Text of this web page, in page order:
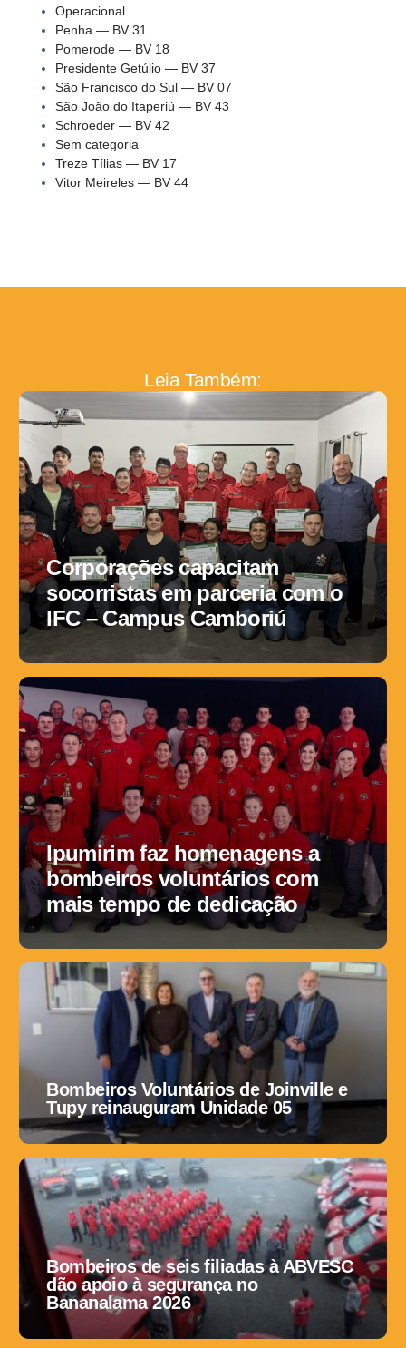
Operacional
Penha — BV 31
Pomerode — BV 18
Presidente Getúlio — BV 37
São Francisco do Sul — BV 07
São João do Itaperiú — BV 43
Schroeder — BV 42
Sem categoria
Treze Tílias — BV 17
Vitor Meireles — BV 44
Leia Também:
Corporações capacitam
socorristas em parceria com o
IFC – Campus Camboriú
Ipumirim faz homenagens a
bombeiros voluntários com
mais tempo de dedicação
Bombeiros Voluntários de Joinville e
Tupy reinauguram Unidade 05
Bombeiros de seis filiadas à ABVESC
dão apoio à segurança no
Bananalama 2026